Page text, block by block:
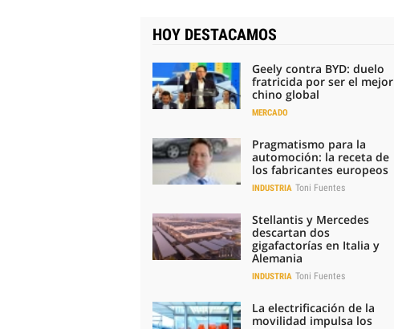
HOY DESTACAMOS
Geely contra BYD: duelo
fratricida por ser el mejor
chino global
MERCADO
Pragmatismo para la
automoción: la receta de
los fabricantes europeos
INDUSTRIA Toni Fuentes
Stellantis y Mercedes
descartan dos
gigafactorías en Italia y
Alemania
INDUSTRIA Toni Fuentes
La electrificación de la
movilidad impulsa los